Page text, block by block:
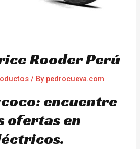
Rooder Perú
/ By pedrocueva.com
encuentre
ofertas en